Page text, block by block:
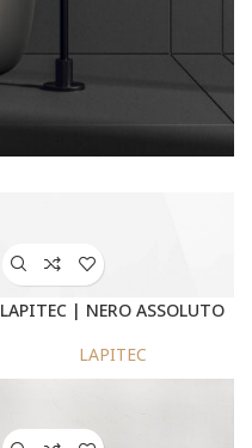
LAPITEC | NERO ASSOLUTO
LAPITEC